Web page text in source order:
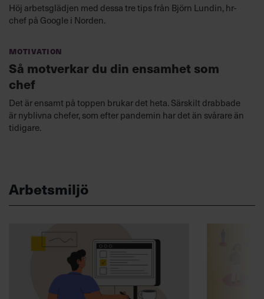
Höj arbetsglädjen med dessa tre tips från Björn Lundin, hr-
chef på Google i Norden.
Motivation
Så motverkar du din ensamhet som
chef
Det är ensamt på toppen brukar det heta. Särskilt drabbade
är nyblivna chefer, som efter pandemin har det än svårare än
tidigare.
Arbetsmiljö